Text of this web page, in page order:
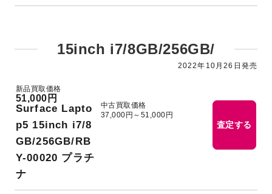
15inch i7/8GB/256GB/
2022年10月26日発売
Surface Lapto
p5 15inch i7/8
GB/256GB/RB
Y-00020 プラチ
ナ
新品買取価格
51,000円
中古買取価格
37,000円～51,000円
査定する